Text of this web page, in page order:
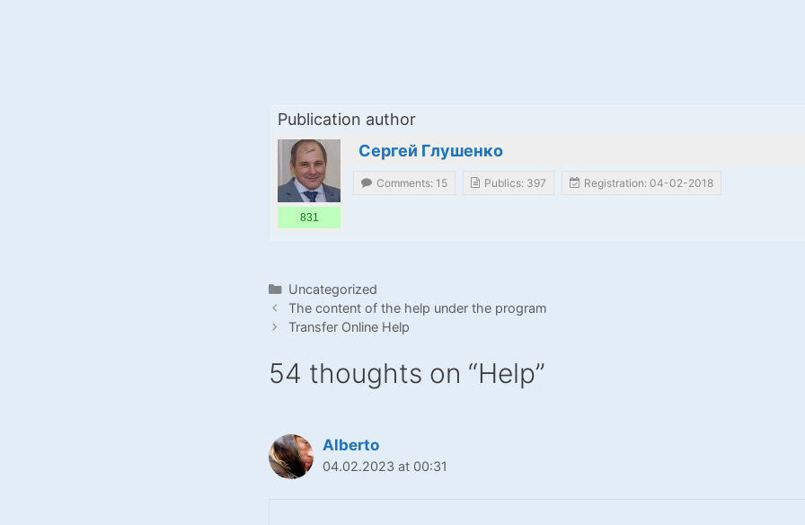
Publication author
Сергей Глушенко
831
Comments: 15 Publics: 397 Registration: 04-02-2018
Categories
Uncategorized
The content of the help under the program
Transfer Online Help
54 thoughts on “Help”
Alberto
04.02.2023 at 00:31